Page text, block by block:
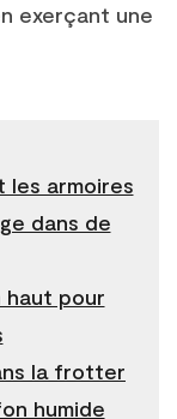
exerçant une
les armoires
dans de
pour
la frotter
humide